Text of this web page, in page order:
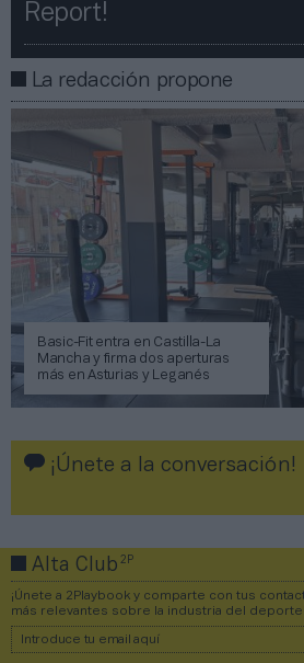
Report!​​
La redacción propone
Basic-Fit entra en Castilla-La
Mancha y firma dos aperturas
más en Asturias y Leganés
¡Únete a la conversación!
Alta Club2P
¡Únete a 2Playbook y comparte con tus
más relevantes sobre la industria del deporte!